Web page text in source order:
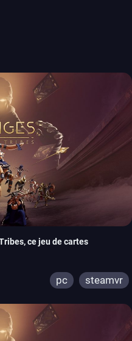
ce jeu de cartes
pc steamvr